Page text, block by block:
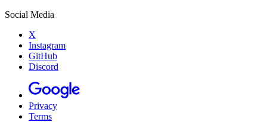
Social Media
X
Instagram
GitHub
Discord
Privacy
Terms